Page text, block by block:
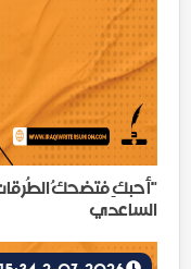
"أحبكِ فتضحكُ
الساعدي